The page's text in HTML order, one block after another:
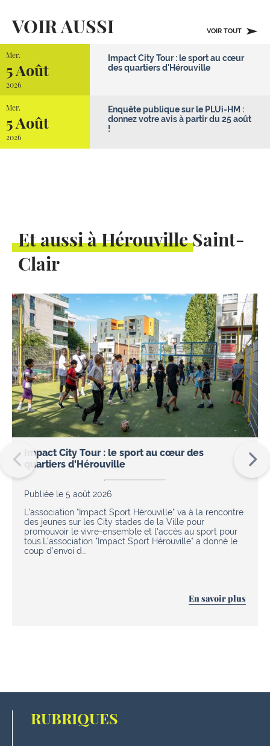
VOIR AUSSI VOIR TOUT
Mer.
5 Août
2026
Impact City Tour : le sport au cœur
des quartiers d'Hérouville
Mer.
5 Août
2026
Enquête publique sur le PLUi-HM :
donnez votre avis à partir du 25 août
!
Et aussi à Hérouville Saint-
Clair
Impact City Tour : le sport au cœur des
quartiers d'Hérouville
Publiée le 5 août 2026
L'association "Impact Sport Hérouville" va à la rencontre
des jeunes sur les City stades de la Ville pour
promouvoir le vivre-ensemble et l'accès au sport pour
tous.L’association "Impact Sport Hérouville" a donné le
coup d’envoi d…
En savoir plus
RUBRIQUES